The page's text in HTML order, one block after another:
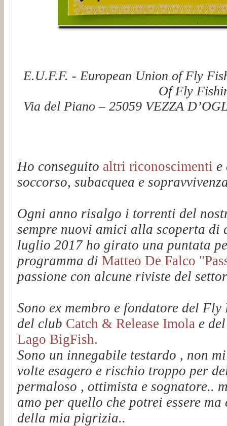
E.U.F.F. - European Union of Fly
Of Fly
Via del Piano – 25059 VEZZA
Ho conseguito altri riconoscimenti e
soccorso, subacquea e
Ogni anno risalgo i torrenti del
sempre nuovi amici alla scoperta di
luglio 2017 ho girato una puntata
programma di Matteo De Falco
passione con alcune riviste del
Sono ex membro e fondatore del
del club Catch & Release Imola e
Lago BigFish.
Sono un innegabile testardo , non
volte esagero e rischio troppo per
permaloso , ottimista e sognatore..
amo per quello che potrei essere
della mia pigrizia..